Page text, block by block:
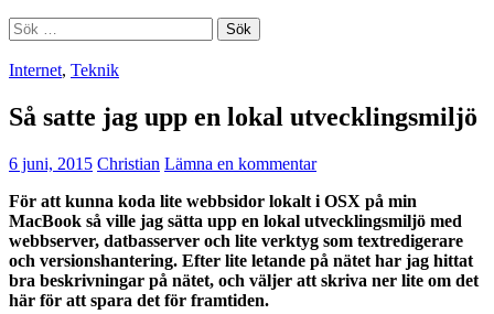
Sök
efter:
Internet, Teknik
Så satte jag upp en lokal utvecklingsmiljö
6 juni, 2015 Christian Lämna en kommentar
För att kunna koda lite webbsidor lokalt i OSX på min
MacBook så ville jag sätta upp en lokal utvecklingsmiljö med
webbserver, datbasserver och lite verktyg som textredigerare
och versionshantering. Efter lite letande på nätet har jag hittat
bra beskrivningar på nätet, och väljer att skriva ner lite om det
här för att spara det för framtiden.